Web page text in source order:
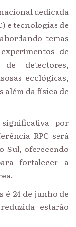
dedicada
e tecnologias de
temas
de
de detectores,
ecológicas,
além da física de
por
RPC será
Sul, oferecendo
fortalecer a
é 24 de junho de
estarão